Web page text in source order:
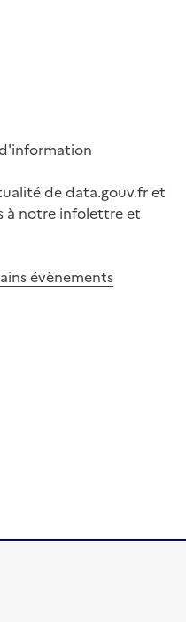
de data.gouv.fr et
à notre infolettre et
évènements